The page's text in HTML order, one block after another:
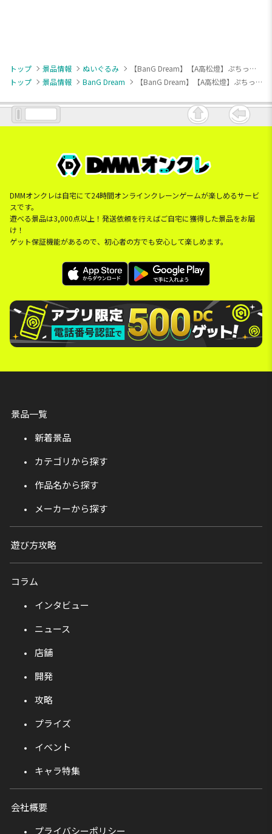
トップ 景品情報 ぬいぐるみ
【BanG Dream】【A高松燈】ぷちっしゅ！ MyGO!!!!!
トップ
景品情報 BanG Dream 【BanG Dream】【A高松燈】ぷちっしゅ！ MyGO!!!!!
DMMオンクレは自宅にて24時間オンラインクレーンゲームが楽しめるサービ
スです。
遊べる景品は3,000点以上！発送依頼を行えばご自宅に獲得した景品をお届
け！
ゲット保証機能があるので、初心者の方でも安心して楽しめます。
景品一覧
新着景品
カテゴリから探す
作品名から探す
メーカーから探す
遊び方攻略
コラム
インタビュー
ニュース
店舗
開発
攻略
プライズ
イベント
キャラ特集
会社概要
プライバシーポリシー